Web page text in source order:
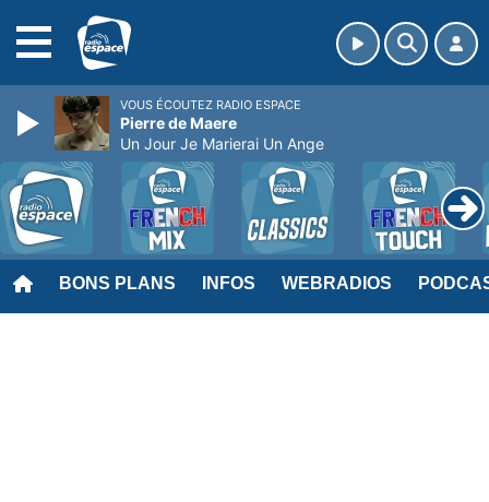
BONS PLANS INFOS WEBRADIOS
VOUS ÉCOUTEZ RADIO ESPACE
Pierre de Maere
Un Jour Je Marierai Un Ange